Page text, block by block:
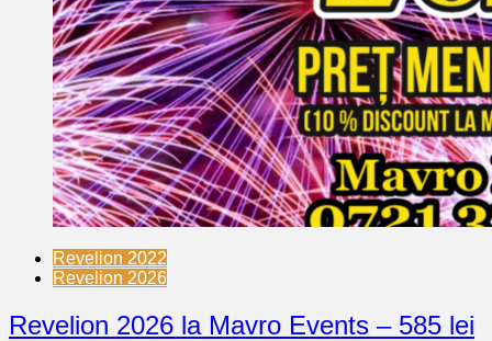
Revelion 2022
Revelion 2026
Revelion 2026 la Mavro Events – 585 lei